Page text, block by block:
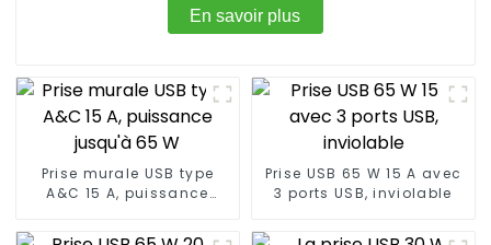
En savoir plus
Prise murale USB type
A&C 15 A, puissance
Prise USB 65 W 15 A avec
3 ports USB, inviolable